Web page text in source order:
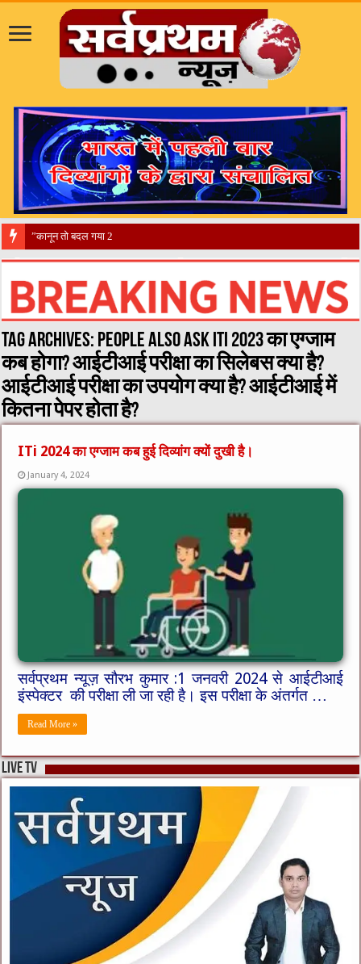
​”कानून तो बदल गया 2016 में, दिव्यांगों
Tag Archives: People also ask ITI 2023 का एग्जाम
कब होगा? आईटीआई परीक्षा का सिलेबस क्या है?
आईटीआई परीक्षा का उपयोग क्या है? आईटीआई में
कितना पेपर होता है?
ITi 2024 का एग्जाम कब हुई दिव्यांग क्यों दुखी है।
January 4, 2024
सर्वप्रथम न्यूज़ सौरभ कुमार :1 जनवरी 2024 से आईटीआई
इंस्पेक्टर की परीक्षा ली जा रही है। इस परीक्षा के अंतर्गत …
Read More »
live tv